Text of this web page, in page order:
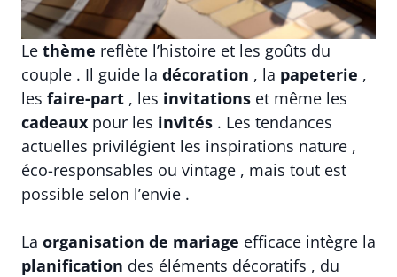
Le thème reflète l’histoire et les goûts du
couple . Il guide la décoration , la papeterie ,
les faire-part , les invitations et même les
cadeaux pour les invités . Les tendances
actuelles privilégient les inspirations nature ,
éco-responsables ou vintage , mais tout est
possible selon l’envie .
La organisation de mariage efficace intègre la
planification des éléments décoratifs , du